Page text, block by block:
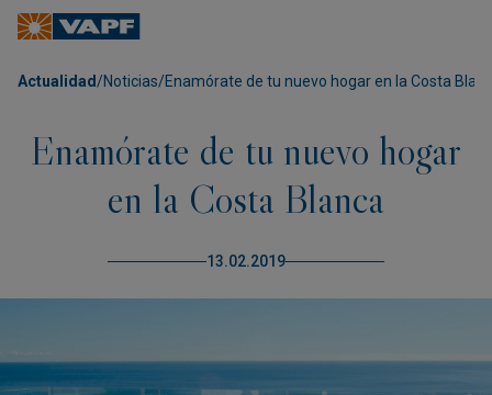
Actualidad /Noticias/Enamórate de tu nuevo hogar en la Costa
Enamórate de tu nuevo hogar
en la Costa Blanca
13.02.2019